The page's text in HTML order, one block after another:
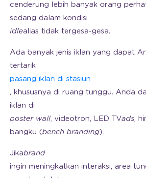
cenderung lebih banyak orang
sedang dalam kondisi
idlealias tidak tergesa-gesa.
Ada banyak jenis iklan yang dapat
tertarik
pasang iklan di stasiun
, khususnya di ruang tunggu. Anda
iklan di
poster wall, videotron, LED TVads,
bangku (bench branding).
Jikabrand
ingin meningkatkan interaksi, area